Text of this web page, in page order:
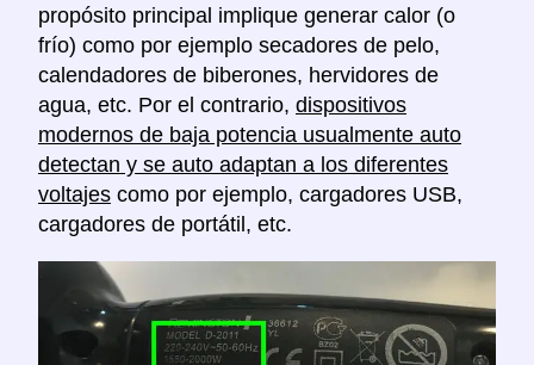
propósito principal implique generar calor (o
frío) como por ejemplo secadores de pelo,
calendadores de biberones, hervidores de
agua, etc. Por el contrario, dispositivos
modernos de baja potencia usualmente auto
detectan y se auto adaptan a los diferentes
voltajes como por ejemplo, cargadores USB,
cargadores de portátil, etc.